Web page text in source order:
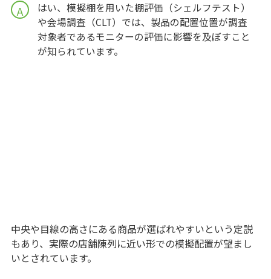
A
はい、模擬棚を用いた棚評価（シェルフテスト）
や会場調査（CLT）では、製品の配置位置が調査
対象者であるモニターの評価に影響を及ぼすこと
が知られています。
中央や目線の高さにある商品が選ばれやすいという定説
もあり、実際の店舗陳列に近い形での模擬配置が望まし
いとされています。